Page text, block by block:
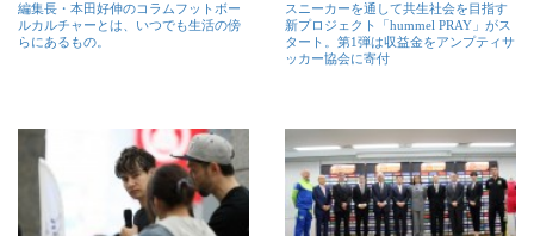
編集長・本田好伸のコラムフットボー
ルカルチャーとは、いつでも生活の傍
らにあるもの。
スニーカーを通して共生社会を目指す
新プロジェクト「hummel PRAY」がス
タート。第1弾は収益金をアンプティサ
ッカー協会に寄付